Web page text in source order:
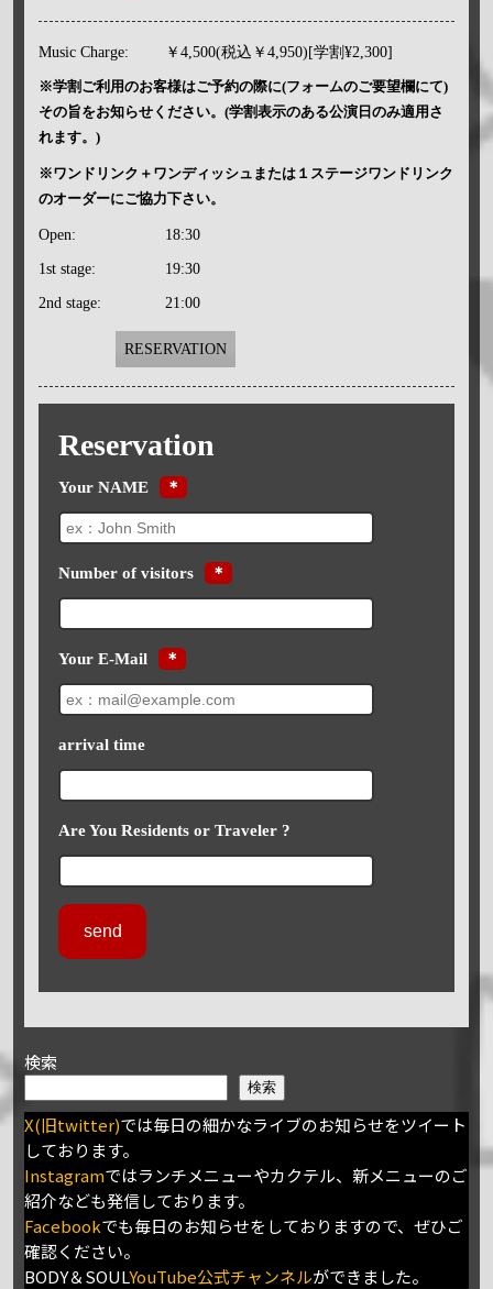
Music Charge: ￥4,500(税込￥4,950)[学割¥2,300]
※学割ご利用のお客様はご予約の際に(フォームのご要望欄にて)
その旨をお知らせください。(学割表示のある公演日のみ適用さ
れます。)
※ワンドリンク＋ワンディッシュまたは１ステージワンドリンク
のオーダーにご協力下さい。
Open: 18:30
1st stage: 19:30
2nd stage: 21:00
RESERVATION
Reservation
Your NAME ＊
Number of visitors ＊
Your E-Mail ＊
arrival time
Are You Residents or Traveler ?
検索
検索
X(旧twitter)では毎日の細かなライブのお知らせをツイート
しております。
Instagramではランチメニューやカクテル、新メニューのご
紹介なども発信しております。
Facebookでも毎日のお知らせをしておりますので、ぜひご
確認ください。
BODY＆SOULYouTube公式チャンネルができました。